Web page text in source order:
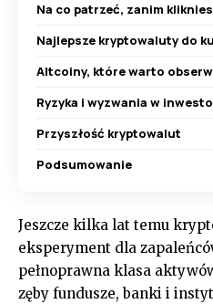
Na co patrzeć, zanim
Najlepsze kryptowaluty do
Altcoiny, które warto
Ryzyka i wyzwania w
Przyszłość kryptowalut
Podsumowanie
Jeszcze kilka lat temu
eksperyment dla
pełnoprawna klasa
zęby fundusze, banki i